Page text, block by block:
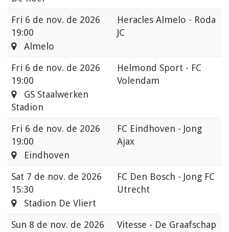
Fri 6 de nov. de 2026
19:00
Heracles Almelo - Roda
JC
Almelo
Fri 6 de nov. de 2026
19:00
Helmond Sport - FC
Volendam
GS Staalwerken
Stadion
Fri 6 de nov. de 2026
19:00
FC Eindhoven - Jong
Ajax
Eindhoven
Sat 7 de nov. de 2026
15:30
FC Den Bosch - Jong FC
Utrecht
Stadion De Vliert
Sun 8 de nov. de 2026
Vitesse - De Graafschap